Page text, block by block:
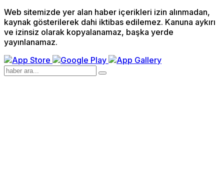
Web sitemizde yer alan haber içerikleri izin alınmadan,
kaynak gösterilerek dahi iktibas edilemez. Kanuna aykırı
ve izinsiz olarak kopyalanamaz, başka yerde
yayınlanamaz.